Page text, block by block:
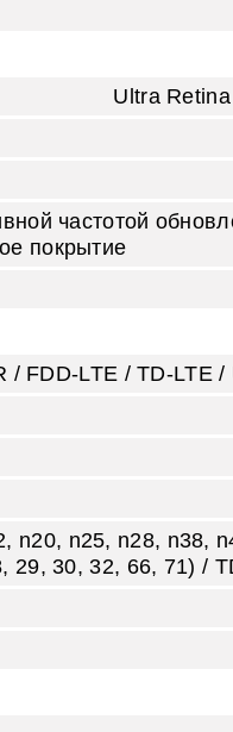
Ultra
частотой
покрытие
/ FDD‑LTE / TD‑LTE
n20, n25, n28, n38,
30, 32, 66, 71) /